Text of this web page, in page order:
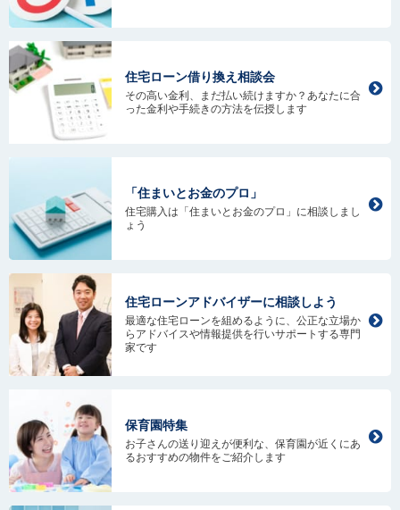
住宅ローン借り換え相談会
その高い金利、まだ払い続けますか？あなたに合
った金利や手続きの方法を伝授します
「住まいとお金のプロ」
住宅購入は「住まいとお金のプロ」に相談しまし
ょう
住宅ローンアドバイザーに相談しよう
最適な住宅ローンを組めるように、公正な立場か
らアドバイスや情報提供を行いサポートする専門
家です
保育園特集
お子さんの送り迎えが便利な、保育園が近くにあ
るおすすめの物件をご紹介します